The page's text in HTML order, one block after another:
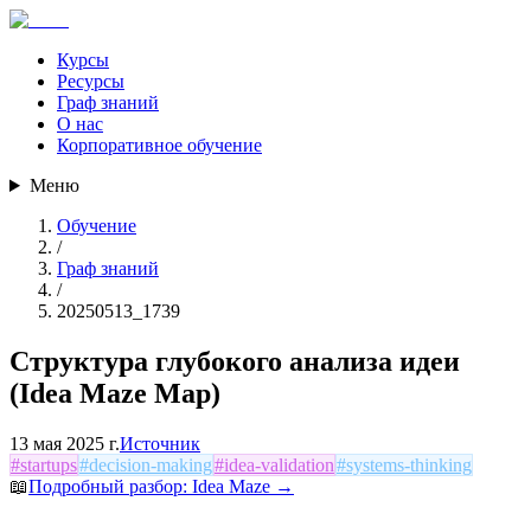
Курсы
Ресурсы
Граф знаний
О нас
Корпоративное обучение
Меню
Обучение
/
Граф знаний
/
20250513_1739
Структура глубокого анализа идеи
(Idea Maze Map)
13 мая 2025 г.Источник
#startups#decision-making#idea-validation#systems-thinking
📖Подробный разбор: Idea Maze →